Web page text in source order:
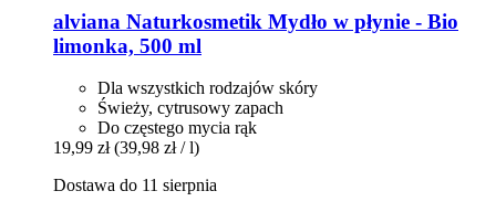
alviana Naturkosmetik Mydło w płynie -​ Bio
limonka, 500 ml
Dla wszystkich rodzajów skóry
Świeży, cytrusowy zapach
Do częstego mycia rąk
19,99 zł (39,98 zł / l)
Dostawa do 11 sierpnia